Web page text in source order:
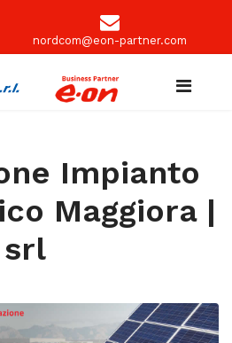
nordcom@eon-partner.com
Impianto
Maggiora |
srl